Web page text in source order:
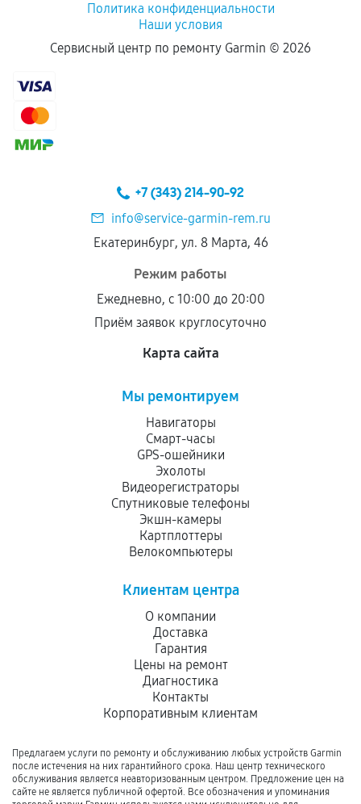
Политика конфиденциальности
Наши условия
Сервисный центр по ремонту Garmin © 2026
+7 (343) 214-90-92
info@service-garmin-rem.ru
Екатеринбург, ул. 8 Марта, 46
Режим работы
Ежедневно, с 10:00 до 20:00
Приём заявок круглосуточно
Карта сайта
Мы ремонтируем
Навигаторы
Смарт-часы
GPS-ошейники
Эхолоты
Видеорегистраторы
Спутниковые телефоны
Экшн-камеры
Картплоттеры
Велокомпьютеры
Клиентам центра
О компании
Доставка
Гарантия
Цены на ремонт
Диагностика
Контакты
Корпоративным клиентам
Предлагаем услуги по ремонту и обслуживанию любых устройств Garmin
после истечения на них гарантийного срока. Наш центр технического
обслуживания является неавторизованным центром. Предложение цен на
сайте не является публичной офертой. Все обозначения и упоминания